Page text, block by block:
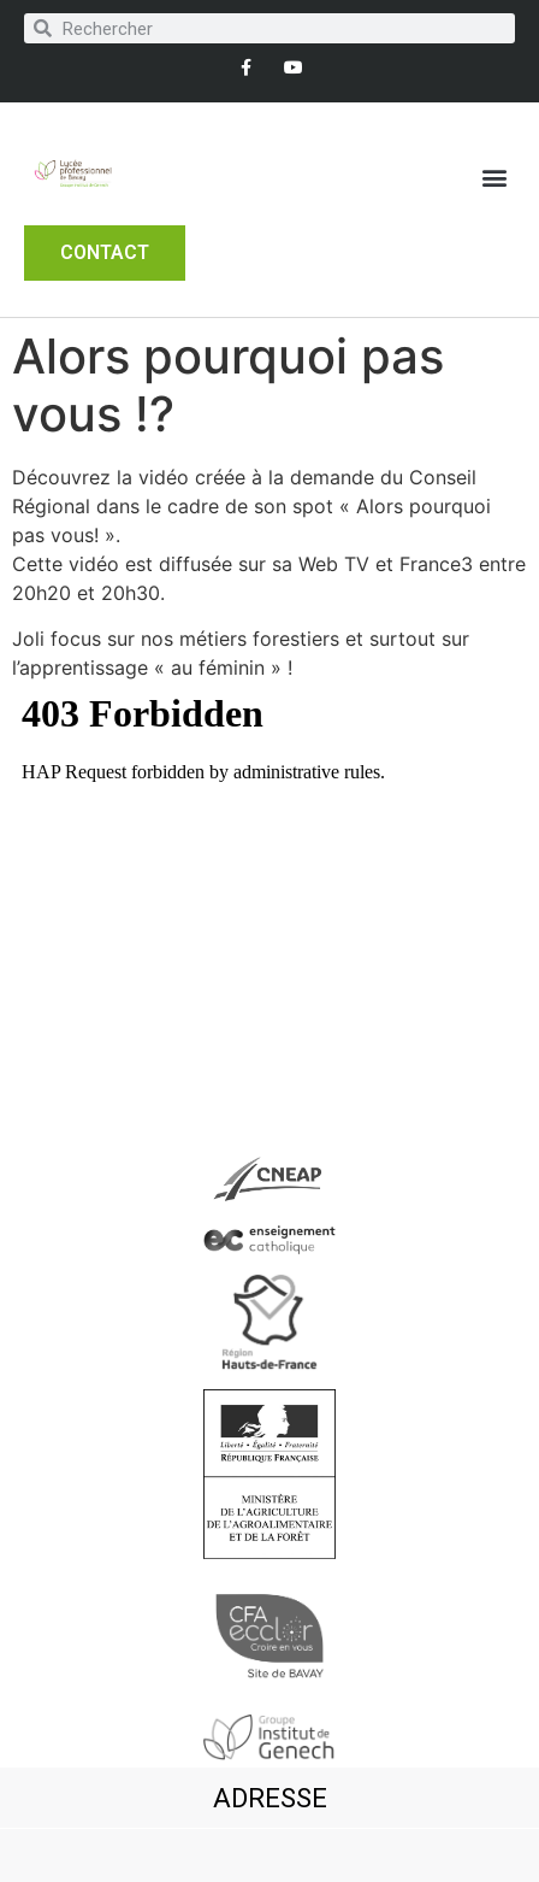
CONTACT
Alors pourquoi pas
vous !?
Découvrez la vidéo créée à la demande du Conseil
Régional dans le cadre de son spot « Alors pourquoi
pas vous! ».
Cette vidéo est diffusée sur sa Web TV et France3 entre
20h20 et 20h30.
Joli focus sur nos métiers forestiers et surtout sur
l’apprentissage « au féminin » !
ADRESSE